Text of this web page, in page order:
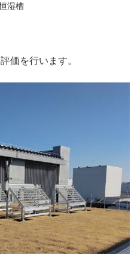
湿槽
価を行います。